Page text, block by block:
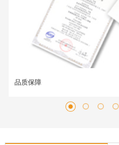
品质保障